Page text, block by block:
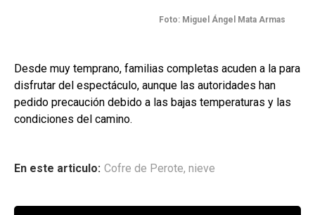
Foto: Miguel Ángel Mata Armas
Desde muy temprano, familias completas acuden a la para
disfrutar del espectáculo, aunque las autoridades han
pedido precaución debido a las bajas temperaturas y las
condiciones del camino.
En este articulo: Cofre de Perote, nieve